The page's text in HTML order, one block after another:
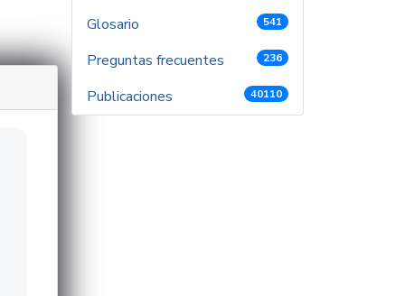
Glosario 541
Preguntas frecuentes 236
Publicaciones 40110